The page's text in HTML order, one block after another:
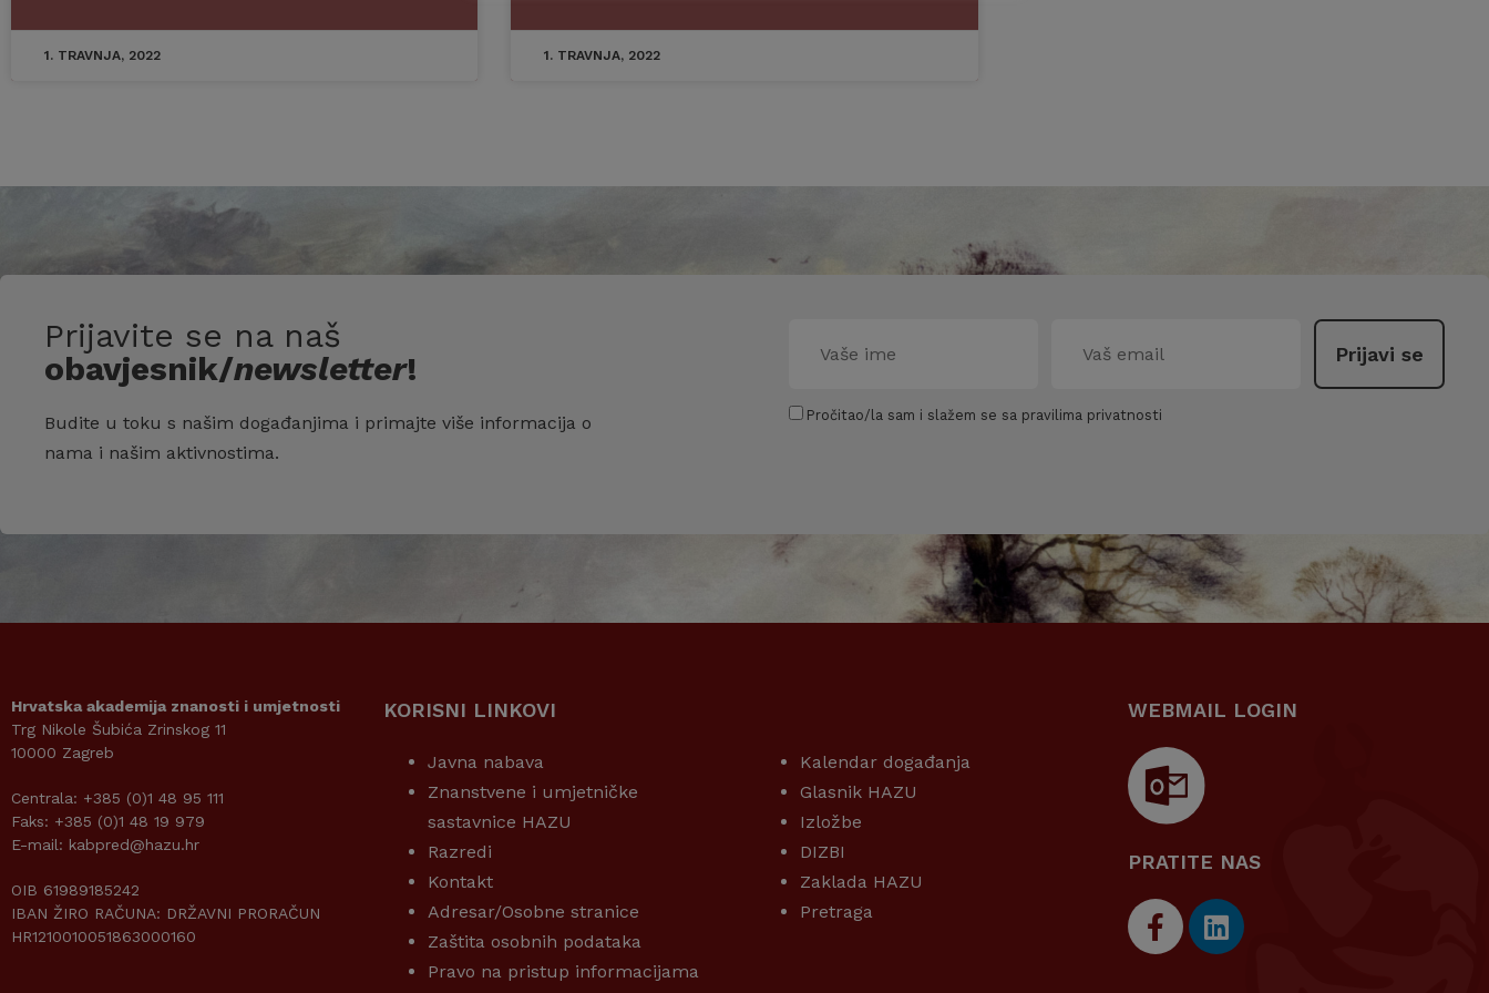
1. TRAVNJA, 2022 1. TRAVNJA, 2022
Prijavite se na naš
obavjesnik/newsletter!
Budite u toku s našim događanjima i primajte više informacija o
nama i našim aktivnostima.
Pročitao/la sam i slažem se sa pravilima privatnosti
Hrvatska akademija znanosti i umjetnosti
Trg Nikole Šubića Zrinskog 11
10000 Zagreb
Centrala: +385 (0)1 48 95 111
Faks: +385 (0)1 48 19 979
E-mail: kabpred@hazu.hr
OIB 61989185242
IBAN ŽIRO RAČUNA: DRŽAVNI PRORAČUN
HR1210010051863000160
KORISNI LINKOVI
Javna nabava
Znanstvene i umjetničke
sastavnice HAZU
Razredi
Kontakt
Adresar/Osobne stranice
Zaštita osobnih podataka
Pravo na pristup informacijama
Kalendar događanja
Glasnik HAZU
Izložbe
DIZBI
Zaklada HAZU
Pretraga
WEBMAIL LOGIN
PRATITE NAS